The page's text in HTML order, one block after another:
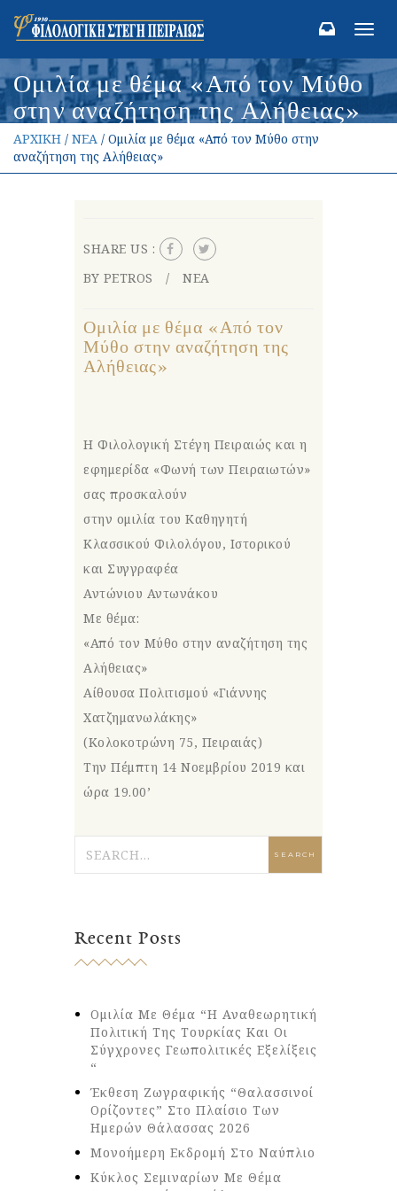
Ομιλία με θέμα «Από τον Μύθο
στην αναζήτηση της Αλήθειας»
ΑΡΧΙΚΗ / ΝΕΑ / Ομιλία με θέμα «Από τον Μύθο στην
αναζήτηση της Αλήθειας»
SHARE US :
BY PETROS
ΝΕΑ
Ομιλία με θέμα «Από τον
Μύθο στην αναζήτηση της
Αλήθειας»
Η Φιλολογική Στέγη Πειραιώς και η
εφημερίδα «Φωνή των Πειραιωτών»
σας προσκαλούν
στην ομιλία του Καθηγητή
Κλασσικού Φιλολόγου, Ιστορικού
και Συγγραφέα
Αντώνιου Αντωνάκου
Με θέμα:
«Από τον Μύθο στην αναζήτηση της
Αλήθειας»
Αίθουσα Πολιτισμού «Γιάννης
Χατζημανωλάκης»
(Κολοκοτρώνη 75, Πειραιάς)
Την Πέμπτη 14 Νοεμβρίου 2019 και
ώρα 19.00’
Recent Posts
Ομιλία Με Θέμα “Η Αναθεωρητική
Πολιτική Της Τουρκίας Και Οι
Σύγχρονες Γεωπολιτικές Εξελίξεις
“
Έκθεση Ζωγραφικής “Θαλασσινοί
Ορίζοντες” Στο Πλαίσιο Των
Ημερών Θάλασσας 2026
Μονοήμερη Εκδρομή Στο Ναύπλιο
Κύκλος Σεμιναρίων Με Θέμα